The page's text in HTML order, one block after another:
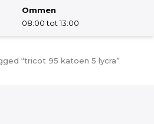
Ommen
08:00 tot 13:00
Damesstoffen
“tricot 95 katoen 5 lycra”